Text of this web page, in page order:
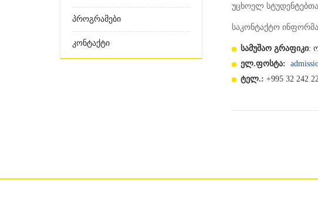
უცხოელ
საკონტაქტო
სამუშაო გრაფიკი:
ელ.ფოსტა:
ტელ.: +995 32 242
Პროგრამები
Კონტაქტი